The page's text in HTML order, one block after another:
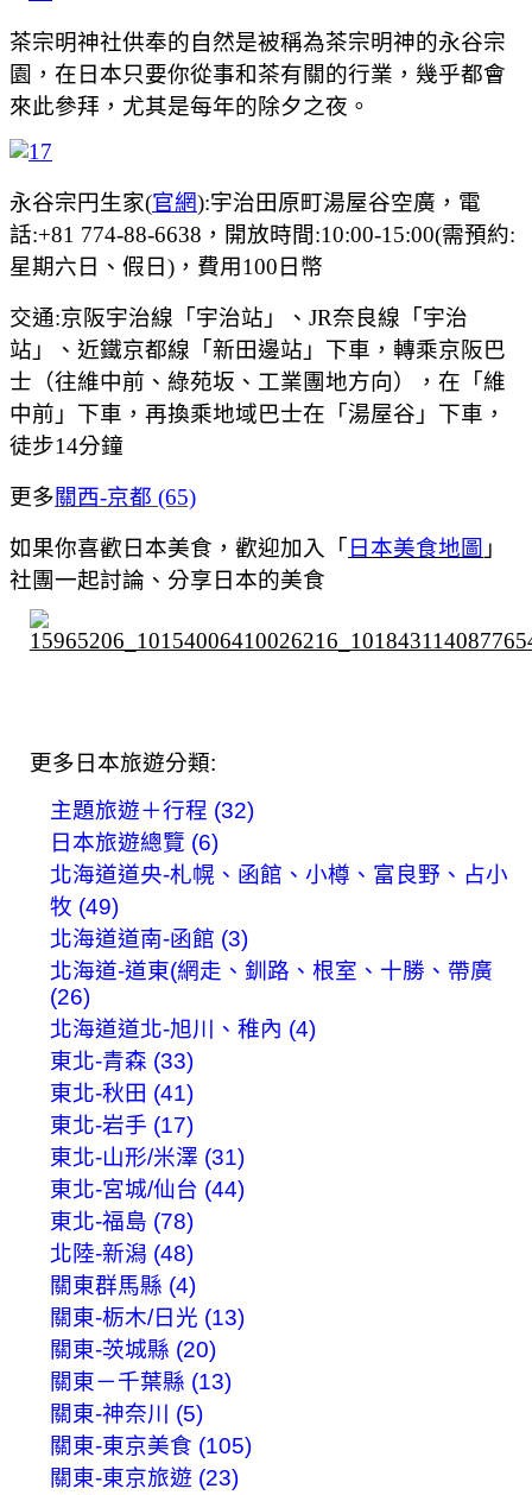
茶宗明神社供奉的自然是被稱為茶宗明神的永谷宗
園，在日本只要你從事和茶有關的行業，幾乎都會
來此參拜，尤其是每年的除夕之夜。
永谷宗円生家(官網):宇治田原町湯屋谷空廣，電
話:+81 774-88-6638，開放時間:10:00-15:00(需預約:
星期六日、假日)，費用100日幣
交通:京阪宇治線「宇治站」、JR奈良線「宇治
站」、近鐵京都線「新田邊站」下車，轉乘京阪巴
士（往維中前、綠苑坂、工業團地方向），在「維
中前」下車，再換乘地域巴士在「湯屋谷」下車，
徒步14分鐘
更多關西-京都 (65)
如果你喜歡日本美食，歡迎加入「 日本美食地圖 」
社團一起討論、分享日本的美食
更多日本旅遊分類:
主題旅遊＋行程 (32)
日本旅遊總覽 (6)
北海道道央-札幌、函館、小樽、富良野、占小
牧 (49)
北海道道南-函館 (3)
北海道-道東(網走、釧路、根室、十勝、帶廣
(26)
北海道道北-旭川、稚內 (4)
東北-青森 (33)
東北-秋田 (41)
東北-岩手 (17)
東北-山形/米澤 (31)
東北-宮城/仙台 (44)
東北-福島 (78)
北陸-新潟 (48)
關東群馬縣 (4)
關東-栃木/日光 (13)
關東-茨城縣 (20)
關東－千葉縣 (13)
關東-神奈川 (5)
關東-東京美食 (105)
關東-東京旅遊 (23)